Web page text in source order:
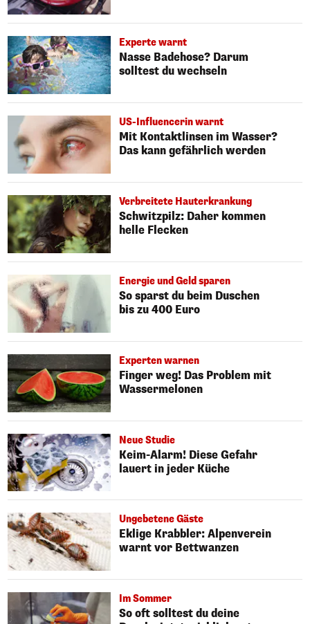
Experte warnt
Nasse Badehose? Darum
solltest du wechseln
US-Influencerin warnt
Mit Kontaktlinsen im Wasser?
Das kann gefährlich werden
Verbreitete Hauterkrankung
Schwitzpilz: Daher kommen
helle Flecken
Energie und Geld sparen
So sparst du beim Duschen
bis zu 400 Euro
Experten warnen
Finger weg! Das Problem mit
Wassermelonen
Neue Studie
Keim-Alarm! Diese Gefahr
lauert in jeder Küche
Ungebetene Gäste
Eklige Krabbler: Alpenverein
warnt vor Bettwanzen
Im Sommer
So oft solltest du deine